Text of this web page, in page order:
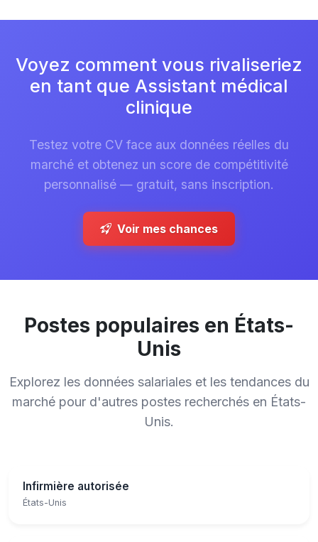
Voyez comment vous rivaliseriez
en tant que Assistant médical
clinique
Testez votre CV face aux données réelles du
marché et obtenez un score de compétitivité
personnalisé — gratuit, sans inscription.
Voir mes chances
Postes populaires en États-
Unis
Explorez les données salariales et les tendances du
marché pour d'autres postes recherchés en États-
Unis.
Infirmière autorisée
États-Unis